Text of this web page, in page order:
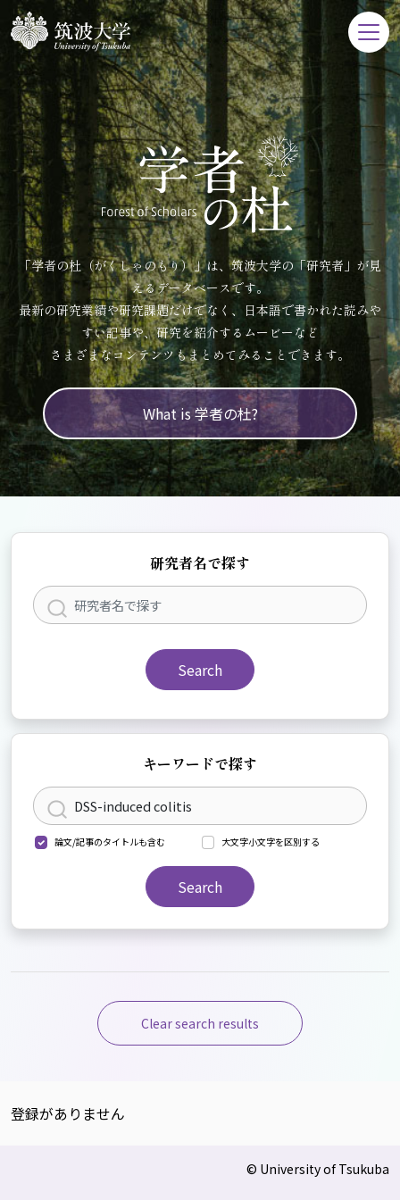
「学者の杜（がくしゃのもり）」は、筑波大学の「研究者」が見
えるデータベースです。
最新の研究業績や研究課題だけでなく、日本語で書かれた読みや
すい記事や、研究を紹介するムービーなど
さまざまなコンテンツもまとめてみることできます。
What is 学者の杜?
研究者名で探す
Search
キーワードで探す
論文/記事のタイトルも含む 大文字小文字を区別する
Search
Clear search results
登録がありません
© University of Tsukuba